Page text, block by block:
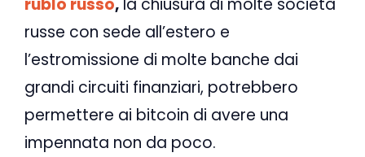
russe con sede all’estero e
l’estromissione di molte banche dai
grandi circuiti finanziari, potrebbero
permettere ai bitcoin di avere una
impennata non da poco.